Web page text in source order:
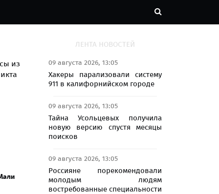
ЛЕНТА НОВОСТЕЙ
09 августа 2026, 13:05
Хакеры парализовали систему
911 в калифорнийском городе
09 августа 2026, 13:05
Тайна Усольцевых получила
новую версию спустя месяцы
поисков
09 августа 2026, 13:05
Россияне порекомендовали
молодым людям
востребованные специальности